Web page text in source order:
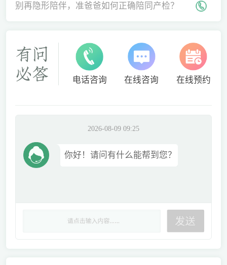
间
别再隐形陪伴，准爸爸如何正确陪同产检？
电话咨询 在线咨询 在线预约
2026-08-09 09:25
你好！请问有什么能帮到您？